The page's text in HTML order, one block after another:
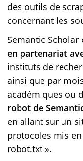
des outils de
concernant les
Semantic Scholar
en partenariat
instituts de
ainsi que par
académiques ou
robot de
en allant sur un
protocoles mis
robot.txt ».